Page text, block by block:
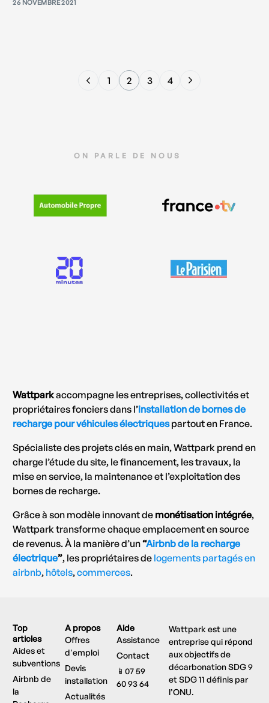
26 NOVEMBRE 2021
1 2 3 4
ON PARLE DE NOUS
Wattparkaccompagne les entreprises, collectivités et
propriétaires fonciers dans l’installation de bornes de
recharge pour véhicules électriquespartout en France.
Spécialiste des projets clés en main, Wattpark prend en
charge l’étude du site, le financement, les travaux, la
mise en service, la maintenance et l’exploitation des
bornes de recharge.
Grâce à son modèle innovant de monétisation intégrée,
Wattpark transforme chaque emplacement en source
de revenus. À la manière d’un“Airbnb de la recharge
électrique”, les propriétaires de logements partagés en
airbnb, hôtels,commerces.
Top
articles
Aides et
subventions
Airbnb de
la
A propos
Offres
d'emploi
Devis
installation
Actualités
Aide
Assistance
Contact
📱07 59
60 93 64
Wattpark est une
entreprise qui répond
aux objectifs de
décarbonation SDG 9
et SDG 11 définis par
l’ONU.